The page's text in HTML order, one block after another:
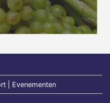
| Evenementen